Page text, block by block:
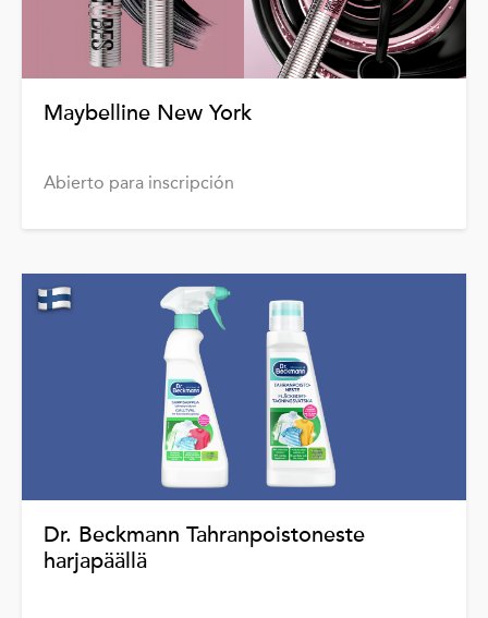
Maybelline New York
Abierto para inscripción
Dr. Beckmann Tahranpoistoneste
harjapäällä